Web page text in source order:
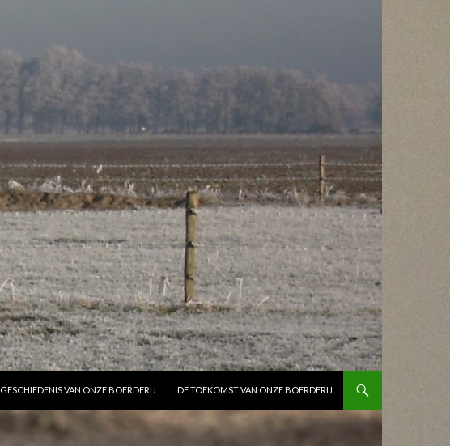
GESCHIEDENIS VAN ONZE BOERDERIJ DE TOEKOMST VAN ONZE BOERDERIJ